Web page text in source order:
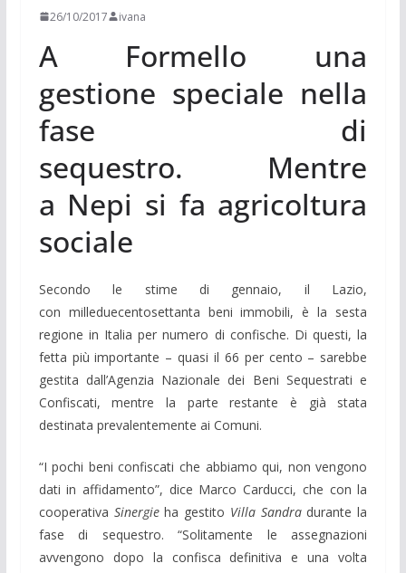
26/10/2017 ivana
A Formello una
gestione speciale nella
fase di
sequestro. Mentre
a Nepi si fa agricoltura
sociale
Secondo le stime di gennaio, il Lazio,
con milleduecentosettanta beni immobili, è la sesta
regione in Italia per numero di confische. Di questi, la
fetta più importante – quasi il 66 per cento – sarebbe
gestita dall’Agenzia Nazionale dei Beni Sequestrati e
Confiscati, mentre la parte restante è già stata
destinata prevalentemente ai Comuni.
“I pochi beni confiscati che abbiamo qui, non vengono
dati in affidamento”, dice Marco Carducci, che con la
cooperativa Sinergieha gestito Villa Sandradurante la
fase di sequestro. “Solitamente le assegnazioni
avvengono dopo la confisca definitiva e una volta